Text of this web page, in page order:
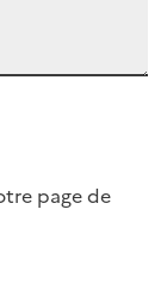
page de